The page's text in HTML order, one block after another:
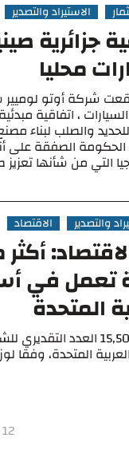
الاستيراد والتصدير
جزائرية
محليا
شركة أوتو
، اتفاقية
للحديد والصلب لبناء
الصفقة على
التي من شأنها
والتصدير الاقتصاد
تعمل في
المتحدة
حوالي 15,500 العدد
المتحدة، وفقا